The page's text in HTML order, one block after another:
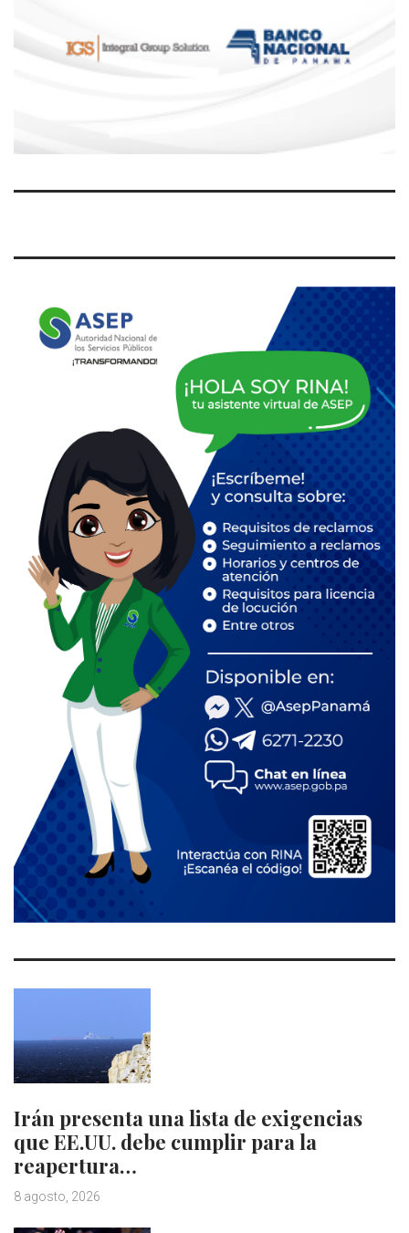
Irán presenta una lista de exigencias
que EE.UU. debe cumplir para la
reapertura…
8 agosto, 2026